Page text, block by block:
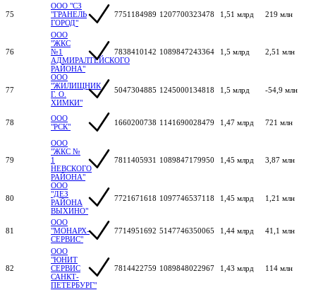
75
ООО "СЗ
"ГРАНЕЛЬ
ГОРОД"
7751184989 1207700323478 1,51 млрд 219 млн
76
ООО
"ЖКС
№1
АДМИРАЛТЕЙСКОГО
РАЙОНА"
7838410142 1089847243364 1,5 млрд 2,51 млн
77
ООО
"ЖИЛИЩНИК
Г. О.
ХИМКИ"
5047304885 1245000134818 1,5 млрд -54,9 млн
78
ООО
"РСК"
1660200738 1141690028479 1,47 млрд 721 млн
79
ООО
"ЖКС №
1
НЕВСКОГО
РАЙОНА"
7811405931 1089847179950 1,45 млрд 3,87 млн
80
ООО
"ДЕЗ
РАЙОНА
ВЫХИНО"
7721671618 1097746537118 1,45 млрд 1,21 млн
81
ООО
"МОНАРХ-
СЕРВИС"
7714951692 5147746350065 1,44 млрд 41,1 млн
82
ООО
"ЮНИТ
СЕРВИС
САНКТ-
ПЕТЕРБУРГ"
7814422759 1089848022967 1,43 млрд 114 млн